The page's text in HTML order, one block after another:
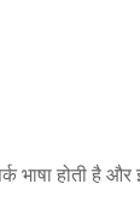
भाषा होती है